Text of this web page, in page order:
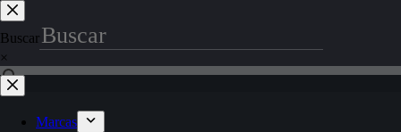
Saltar
al
contenido
Buscar
×
Marcas